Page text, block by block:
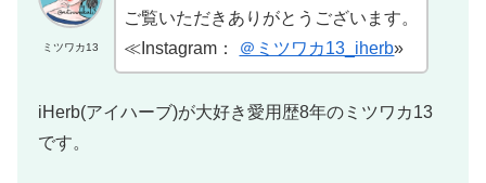
ミツワカ13
ご覧いただきありがとうございます。
≪Instagram： ＠ミツワカ13_iherb»
iHerb(アイハーブ)が大好き愛用歴8年のミツワカ13
です。